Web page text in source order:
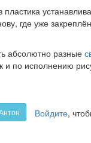
пластика
где уже
абсолютно разные
и по исполнению
Войдите,